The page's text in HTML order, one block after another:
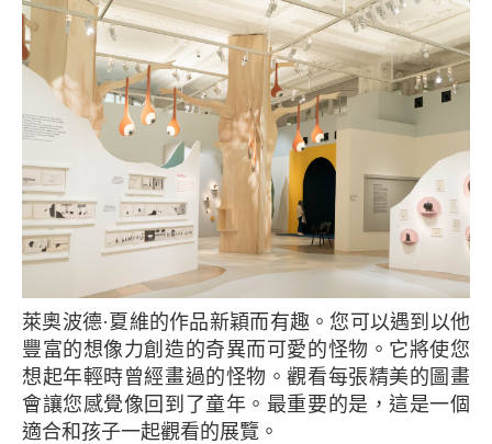
萊奧波德·夏維的作品新穎而有趣。您可以遇到以他
豐富的想像力創造的奇異而可愛的怪物。它將使您
想起年輕時曾經畫過的怪物。觀看每張精美的圖畫
會讓您感覺像回到了童年。最重要的是，這是一個
適合和孩子一起觀看的展覽。